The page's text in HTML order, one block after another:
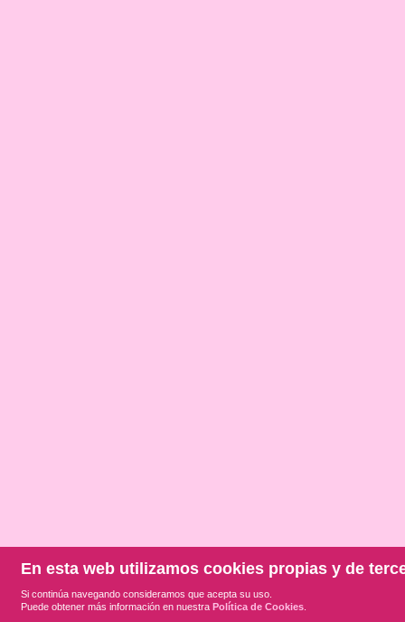
En esta web utilizamos cookies propias y de
Si continúa navegando consideramos que acepta su uso.
Puede obtener más información en nuestra Política de Cookies